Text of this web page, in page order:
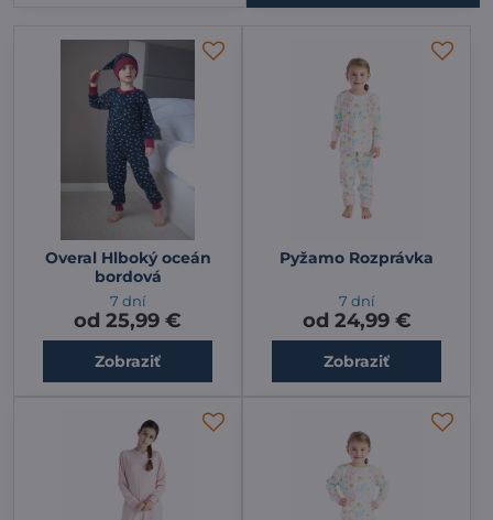
Overal Hlboký oceán
bordová
7 dní
od 25,99 €
Zobraziť
Pyžamo Rozprávka
7 dní
od 24,99 €
Zobraziť